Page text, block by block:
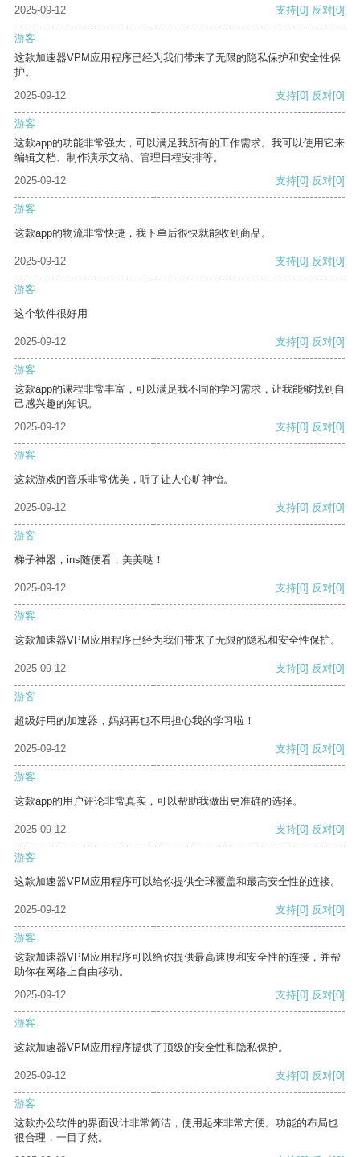
2025-09-12
支持[0] 反对[0]
游客
这款加速器VPM应用程序已经为我们带来了无限的隐私保护和安全性保
护。
2025-09-12
支持[0] 反对[0]
游客
这款app的功能非常强大，可以满足我所有的工作需求。我可以使用它来
编辑文档、制作演示文稿、管理日程安排等。
2025-09-12
支持[0] 反对[0]
游客
这款app的物流非常快捷，我下单后很快就能收到商品。
2025-09-12 支持[0] 反对[0]
游客
这个软件很好用
2025-09-12 支持[0] 反对[0]
游客
这款app的课程非常丰富，可以满足我不同的学习需求，让我能够找到自
己感兴趣的知识。
2025-09-12
支持[0] 反对[0]
游客
这款游戏的音乐非常优美，听了让人心旷神怡。
2025-09-12 支持[0] 反对[0]
游客
梯子神器，ins随便看，美美哒！
2025-09-12 支持[0] 反对[0]
游客
这款加速器VPM应用程序已经为我们带来了无限的隐私和安全性保护。
2025-09-12 支持[0] 反对[0]
游客
超级好用的加速器，妈妈再也不用担心我的学习啦！
2025-09-12 支持[0] 反对[0]
游客
这款app的用户评论非常真实，可以帮助我做出更准确的选择。
2025-09-12 支持[0] 反对[0]
游客
这款加速器VPM应用程序可以给你提供全球覆盖和最高安全性的连接。
2025-09-12 支持[0] 反对[0]
游客
这款加速器VPM应用程序可以给你提供最高速度和安全性的连接，并帮
助你在网络上自由移动。
2025-09-12
支持[0] 反对[0]
游客
这款加速器VPM应用程序提供了顶级的安全性和隐私保护。
2025-09-12 支持[0] 反对[0]
游客
这款办公软件的界面设计非常简洁，使用起来非常方便。功能的布局也
很合理，一目了然。